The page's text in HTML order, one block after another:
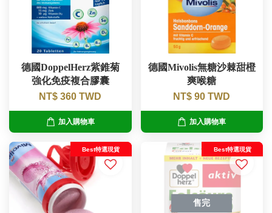
德國DoppelHerz紫錐菊
強化免疫複合膠囊
NT$ 360 TWD
加入購物車
德國Mivolis無糖沙棘甜橙
爽喉糖
NT$ 90 TWD
加入購物車
Best特選現貨
售完
Best特選現貨